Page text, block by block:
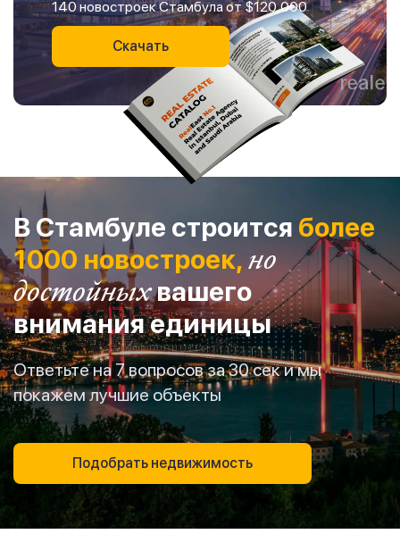
140 новостроек Стамбула от $120,000
Скачать
В Стамбуле строится более
1000 новостроек,но
достойныхвашего
внимания единицы
Ответьте на 7 вопросов за 30 сек и мы
покажем лучшие объекты
Подобрать недвижимость